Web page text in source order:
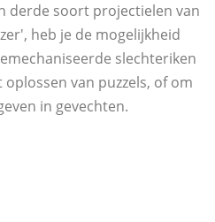
derde soort projectielen van
heb je de mogelijkheid
slechteriken
van puzzels, of om
in gevechten.